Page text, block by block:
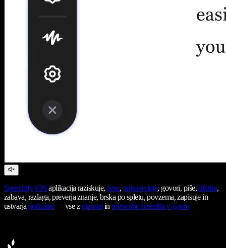
Speechify iOS aplikacija raziskuje, bere, pripoveduje, govori, piše,diktira,
zabava, razlaga, preverja znanje, brska po spletu, povzema, zapisuje in
ustvarjapodcaste— vse zglasominpretvorbo besedila v govor